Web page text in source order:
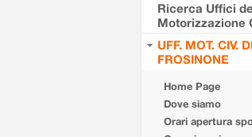
Ricerca Uffici
Motorizzazione
UFF. MOT. CIV.
FROSINONE
Home Page
Dove siamo
Orari apertura